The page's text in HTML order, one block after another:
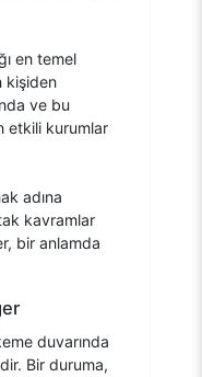
en temel
kişiden
ve bu
etkili kurumlar
adına
kavramlar
bir anlamda
duvarında
Bir duruma,